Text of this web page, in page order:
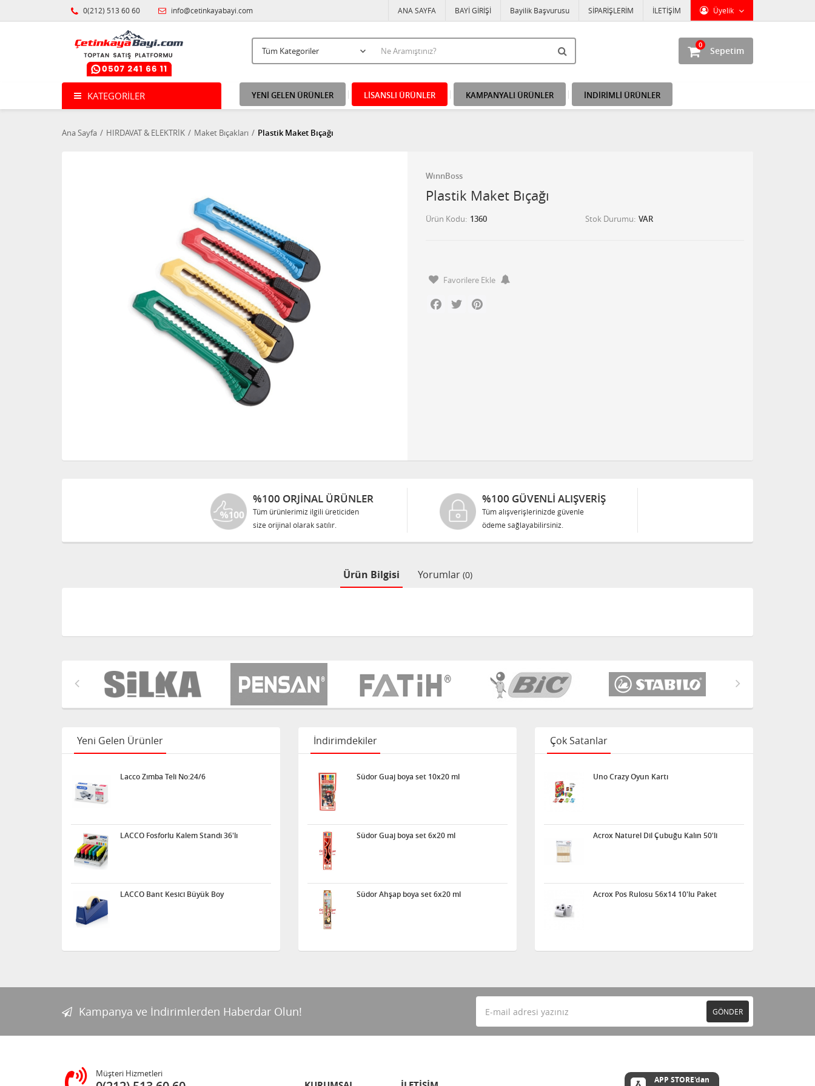
0(212) 513 60 60 info@cetinkayabayi.com Üyelik
ANA SAYFA BAYİ GİRİŞİ Bayilik Başvurusu SİPARİŞLERİM İLETİŞİM
Sepetim
0
KATEGORILER YENİ GELEN ÜRÜNLER LİSANSLI ÜRÜNLER KAMPANYALI ÜRÜNLER İNDİRİMLİ ÜRÜNLER
Ana Sayfa HIRDAVAT & ELEKTRİK Maket Bıçakları Plastik Maket Bıçağı
WınnBoss
Plastik Maket Bıçağı
Ürün Kodu 1360 Stok Durumu VAR
Favorilere Ekle
Facebook
Twitter
%100 ORJINAL ÜRÜNLER
Tüm ürünlerimiz ilgili üreticiden
size orijinal olarak satılır.
%100 GÜVENLİ ALIŞVERİŞ
Tüm alışverişlerinizde güvenle
ödeme sağlayabilirsiniz.
Ürün Bilgisi Yorumlar (0)
Yeni Gelen Ürünler
Lacco Zımba Teli No:24/6
LACCO Fosforlu Kalem Standı 36'lı
LACCO Bant Kesici Büyük Boy
İndirimdekiler
Südor Guaj boya set 10x20 ml
Südor Guaj boya set 6x20 ml
Südor Ahşap boya set 6x20 ml
Çok Satanlar
Uno Crazy Oyun Kartı
Acrox Naturel Dil Çubuğu Kalın 50'li
Acrox Pos Rulosu 56x14 10'lu Paket
Kampanya ve İndirimlerden Haberdar Olun! GÖNDER
Müşteri Hizmetleri
APP STORE'dan